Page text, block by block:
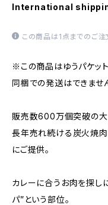
International
この商品は1点までのご注
※この商品はゆうパケッ
同梱での発送はできませ
販売数600万個突破の大
長年売れ続ける炭火焼
にご提供。
カレーに合うお肉を探し
パ”という部位。